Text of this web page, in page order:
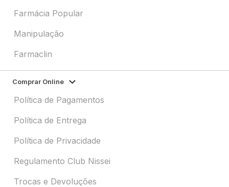
Farmácia Popular
Manipulação
Farmaclin
Comprar Online
Política de Pagamentos
Política de Entrega
Política de Privacidade
Regulamento Club Nissei
Trocas e Devoluções